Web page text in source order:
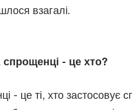
взагалі.
- це хто?
- це ті, хто застосовує